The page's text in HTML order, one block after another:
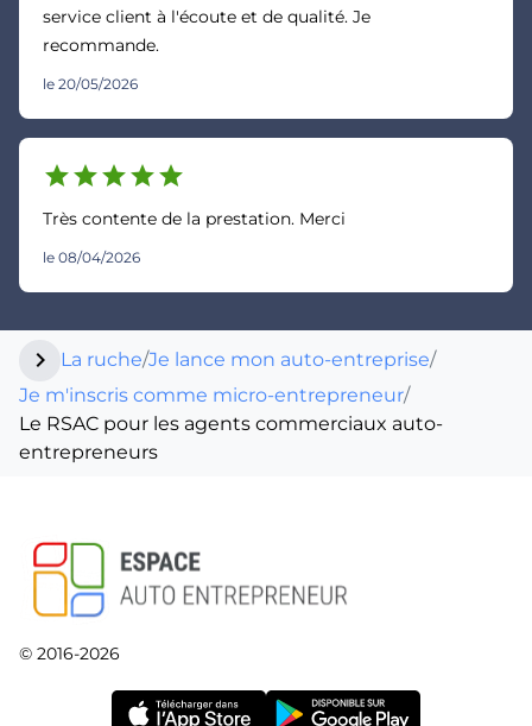
service client à l'écoute et de qualité. Je
recommande.
le 20/05/2026
starstarstarstarstar
Très contente de la prestation. Merci
le 08/04/2026
chevron_right La ruche/Je lance mon auto-entreprise/
Je m'inscris comme micro-entrepreneur/
Le RSAC pour les agents commerciaux auto-
entrepreneurs
© 2016-2026